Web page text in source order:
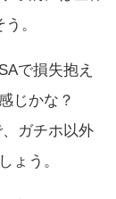
。
で損失抱え
じかな？
ガチホ以外
ょう。